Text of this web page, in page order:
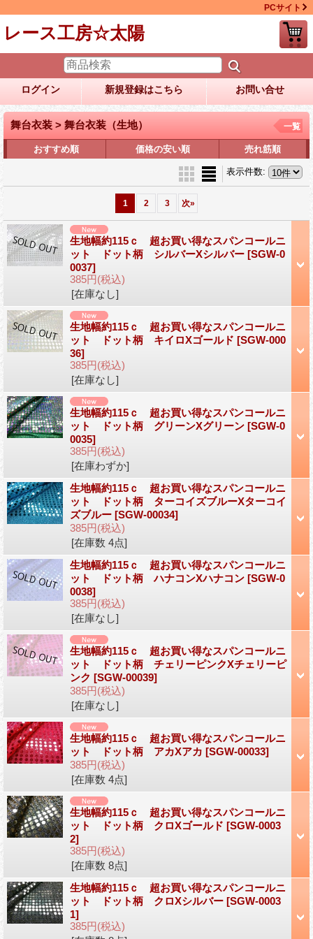
PCサイト
レース工房☆太陽
ログイン 新規登録はこちら お問い合せ
舞台衣装 > 舞台衣装（生地） 一覧
おすすめ順 価格の安い順 売れ筋順
表示件数:
1 2 3 次»
生地幅約115ｃ 超お買い得なスパンコールニ
ット ドット柄 シルバーXシルバー [SGW-0
0037]
385円(税込)
[在庫なし]
生地幅約115ｃ 超お買い得なスパンコールニ
ット ドット柄 キイロXゴールド [SGW-000
36]
385円(税込)
[在庫なし]
生地幅約115ｃ 超お買い得なスパンコールニ
ット ドット柄 グリーンXグリーン [SGW-0
0035]
385円(税込)
[在庫わずか]
生地幅約115ｃ 超お買い得なスパンコールニ
ット ドット柄 ターコイズブルーXターコイ
ズブルー [SGW-00034]
385円(税込)
[在庫数 4点]
生地幅約115ｃ 超お買い得なスパンコールニ
ット ドット柄 ハナコンXハナコン [SGW-0
0038]
385円(税込)
[在庫なし]
生地幅約115ｃ 超お買い得なスパンコールニ
ット ドット柄 チェリーピンクXチェリーピ
ンク [SGW-00039]
385円(税込)
[在庫なし]
生地幅約115ｃ 超お買い得なスパンコールニ
ット ドット柄 アカXアカ [SGW-00033]
385円(税込)
[在庫数 4点]
生地幅約115ｃ 超お買い得なスパンコールニ
ット ドット柄 クロXゴールド [SGW-0003
2]
385円(税込)
[在庫数 8点]
生地幅約115ｃ 超お買い得なスパンコールニ
ット ドット柄 クロXシルバー [SGW-0003
1]
385円(税込)